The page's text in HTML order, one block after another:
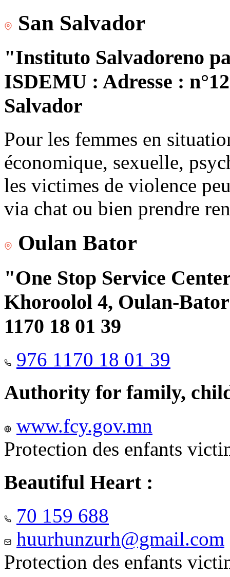
San Salvador
"Instituto Salvadoreno
ISDEMU : Adresse :
Salvador
Pour les femmes en
économique, sexuelle,
les victimes de violence
via chat ou bien prendre
Oulan Bator
"One Stop Service
Khoroolol 4, Oulan-
1170 18 01 39
976 1170 18 01 39
Authority for family,
www.fcy.gov.mn
Protection des enfants
Beautiful Heart :
70 159 688
huurhunzurh@gmail.com
Protection des enfants